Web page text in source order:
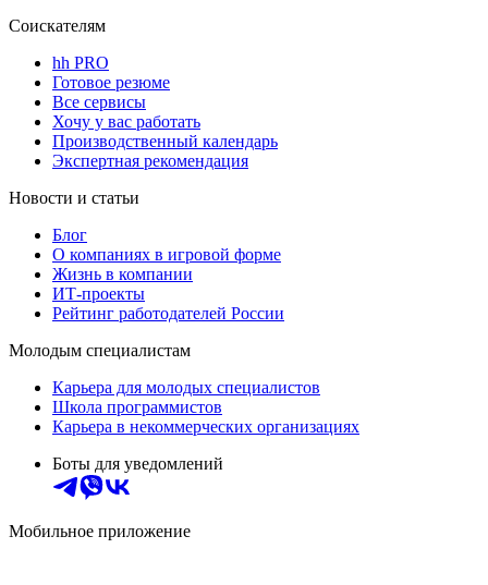
Соискателям
hh PRO
Готовое резюме
Все сервисы
Хочу у вас работать
Производственный календарь
Экспертная рекомендация
Новости и статьи
Блог
О компаниях в игровой форме
Жизнь в компании
ИТ-проекты
Рейтинг работодателей России
Молодым специалистам
Карьера для молодых специалистов
Школа программистов
Карьера в некоммерческих организациях
Боты для уведомлений
Мобильное приложение